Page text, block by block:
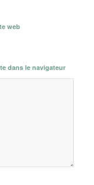
web
dans le navigateur